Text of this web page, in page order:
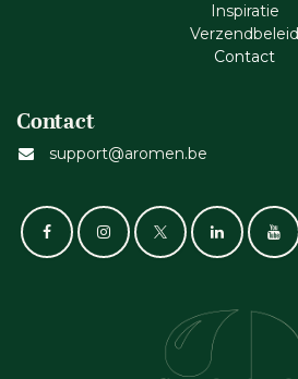
Inspiratie
Verzendbeleid
Cont​act
Contact
support@aromen.be